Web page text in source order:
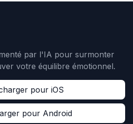
par l'IA pour surmonter
votre équilibre émotionnel.
pour iOS
pour Android